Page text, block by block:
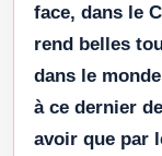
face, dans le
rend belles
dans le
à ce dernier
avoir que par